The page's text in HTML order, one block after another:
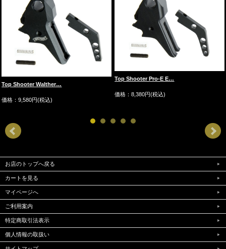
Top Shooter Walther…
価格：9,580円(税込)
Top Shooter Pro-E E…
価格：8,380円(税込)
お店のトップへ戻る
カートを見る
マイページへ
ご利用案内
特定商取引法表示
個人情報の取扱い